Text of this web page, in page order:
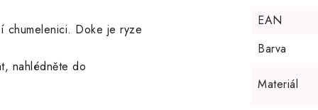
chumelenici. Doke je ryze
nahlédněte do
EAN
Barva
Materiál